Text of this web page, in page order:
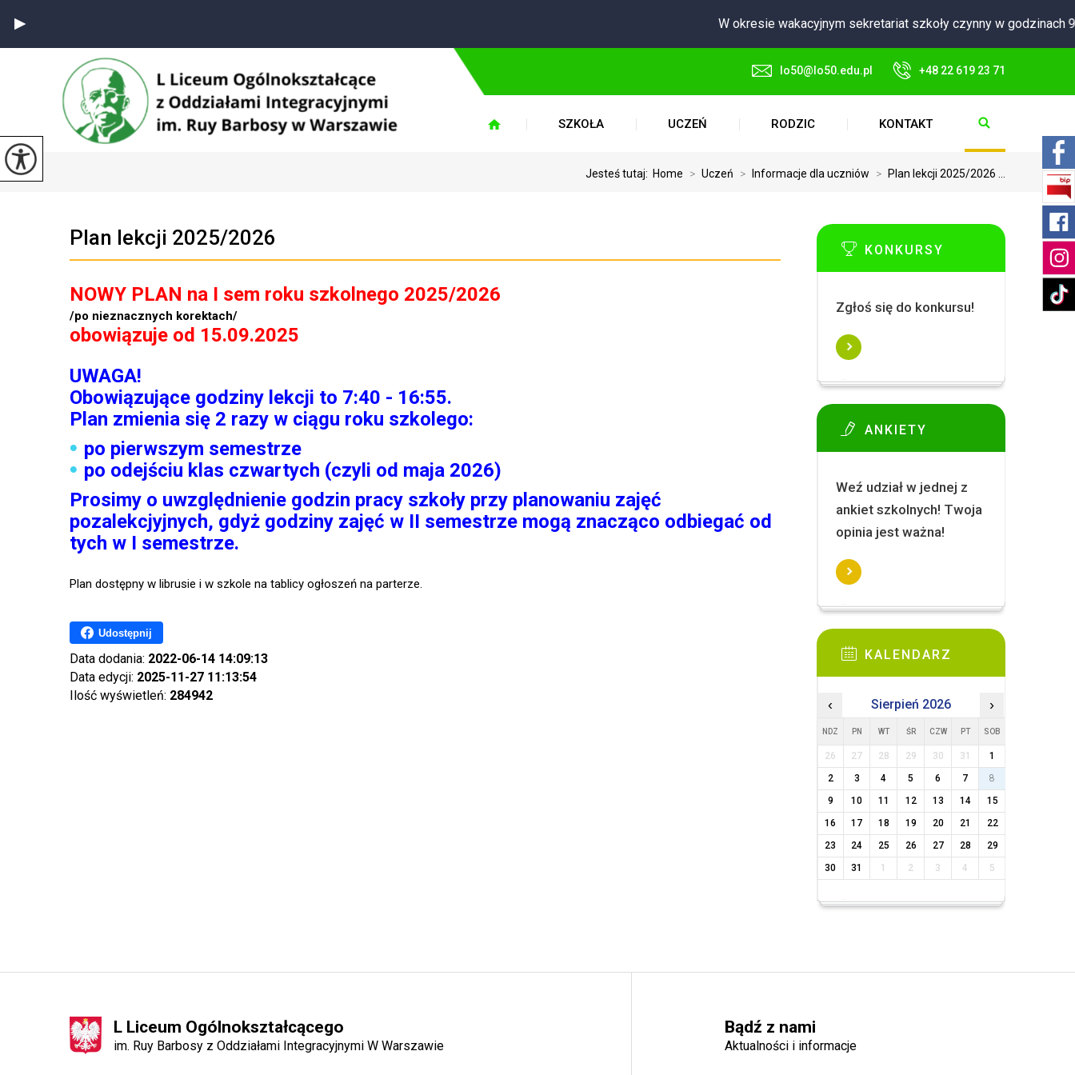
W okresie wakacyjnym sekretariat szkoły czynny w godzinach
lo50@lo50.edu.pl +48 22 619 23 71
SZKOŁA UCZEŃ RODZIC KONTAKT
Jesteś tutaj: Home > Uczeń > Informacje dla uczniów > Plan lekcji 2025/2026 ...
Plan lekcji 2025/2026
NOWY PLAN na I sem roku szkolnego 2025/2026
/po nieznacznych korektach/
obowiązuje od 15.09.2025
UWAGA!
Obowiązujące godziny lekcji to 7:40 - 16:55.
Plan zmienia się 2 razy w ciągu roku szkolego:
po pierwszym semestrze
po odejściu klas czwartych (czyli od maja 2026)
Prosimy o uwzględnienie godzin pracy szkoły przy planowaniu zajęć
pozalekcjyjnych, gdyż godziny zajęć w II semestrze mogą znacząco odbiegać od
tych w I semestrze.
Plan dostępny w librusie i w szkole na tablicy ogłoszeń na parterze.
Udostępnij
Data dodania: 2022-06-14 14:09:13
Data edycji: 2025-11-27 11:13:54
Ilość wyświetleń: 284942
KONKURSY
Zgłoś się do konkursu!
ANKIETY
Weź udział w jednej z
ankiet szkolnych! Twoja
opinia jest ważna!
KALENDARZ
‹ Sierpień 2026 ›
NDZ PN WT ŚR CZW PT SOB
26 27 28 29 30 31
1
2
3 4 5 6 7
8
9
10 11 12 13 14
15
16
17 18 19 20 21
22
23
24 25 26 27 28
29
30
31 1 2 3 4 5
L Liceum Ogólnokształcącego
im. Ruy Barbosy z Oddziałami Integracyjnymi W Warszawie
Bądź z nami
Aktualności i informacje